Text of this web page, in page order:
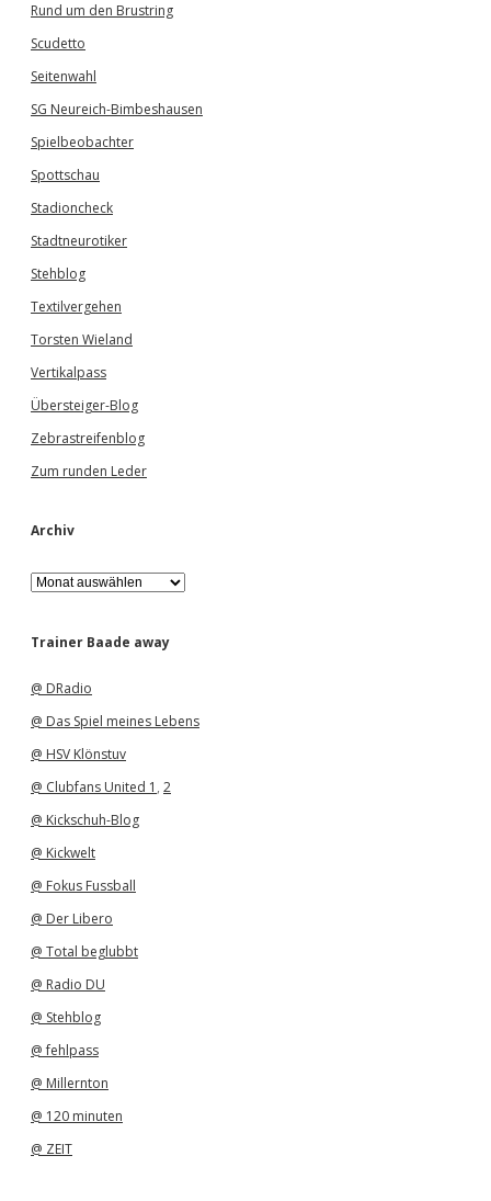
Rund um den Brustring
Scudetto
Seitenwahl
SG Neureich-Bimbeshausen
Spielbeobachter
Spottschau
Stadioncheck
Stadtneurotiker
Stehblog
Textilvergehen
Torsten Wieland
Vertikalpass
Übersteiger-Blog
Zebrastreifenblog
Zum runden Leder
Archiv
A
r
h
Trainer Baade away
@ DRadio
@ Das Spiel meines Lebens
@ HSV Klönstuv
@ Clubfans United 1 , 2
@ Kickschuh-Blog
@ Kickwelt
@ Fokus Fussball
@ Der Libero
@ Total beglubbt
@ Radio DU
@ Stehblog
@ fehlpass
@ Millernton
@ 120 minuten
@ ZEIT